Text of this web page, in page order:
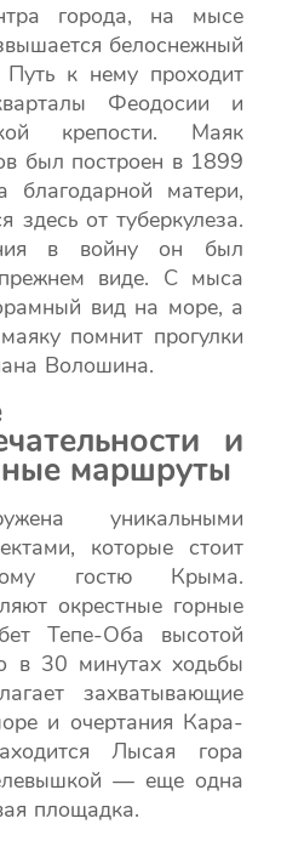
города, на мысе
белоснежный
к нему проходит
Феодосии и
крепости. Маяк
был построен в 1899
благодарной матери,
здесь от туберкулеза.
в войну он был
виде. С мыса
вид на море, а
помнит прогулки
Волошина.
и
маршруты
уникальными
которые стоит
гостю Крыма.
окрестные горные
Тепе-Оба высотой
в 30 минутах ходьбы
захватывающие
и очертания Кара-
Лысая гора
— еще одна
площадка.